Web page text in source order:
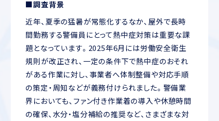
■調査背景
近年、夏季の猛暑が常態化するなか、屋外で長時
間勤務する警備員にとって熱中症対策は重要な課
題となっています。2025年6月には労働安全衛生
規則が改正され、一定の条件下で熱中症のおそれ
がある作業に対し、事業者へ体制整備や対応手順
の策定・周知などが義務付けられました。警備業
界においても、ファン付き作業着の導入や休憩時間
の確保、水分・塩分補給の推奨など、さまざまな対